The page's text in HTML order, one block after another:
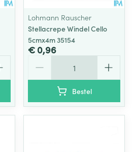
Lohmann Rauscher
Stellacrepe Windel Cello
5cmx4m 35154
€ 0,96
Bestel